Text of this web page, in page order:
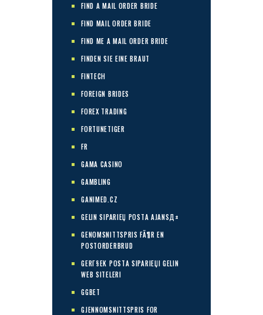
FIND A MAIL ORDER BRIDE
FIND MAIL ORDER BRIDE
FIND ME A MAIL ORDER BRIDE
FINDEN SIE EINE BRAUT
FINTECH
FOREIGN BRIDES
FOREX TRADING
FORTUNETIGER
FR
GAMA CASINO
GAMBLING
GANIMED.CZ
GELIN SIPARIЕЏ POSTA AJANSД±
GENOMSNITTSPRIS FÃ¶R EN
POSTORDERBRUD
GERГ§EK POSTA SIPARIЕЏI GELIN
WEB SITELERI
GGBET
GJENNOMSNITTSPRIS FOR